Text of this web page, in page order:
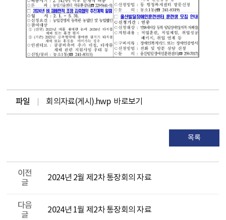
파일 회의자료(게시).hwp 바로보기
목록
이전
글
2024년 2월 제2차 통장회의 자료
다음
글
2024년 1월 제2차 통장회의 자료